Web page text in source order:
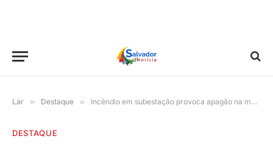
Lar » Destaque » Incêndio em subestação provoca apagão na madrugada em todas as regiões
DESTAQUE